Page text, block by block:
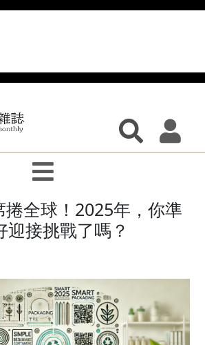
全球！2025年，你準
迎接挑戰了嗎？